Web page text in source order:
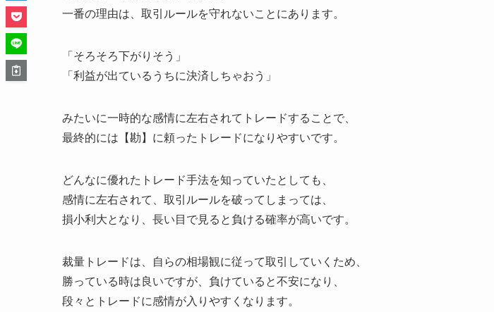
一番の理由は、取引ルールを守れないことにあります。
「そろそろ下がりそう」
「利益が出ているうちに決済しちゃおう」
みたいに一時的な感情に左右されてトレードすることで、
最終的には【勘】に頼ったトレードになりやすいです。
どんなに優れたトレード手法を知っていたとしても、
感情に左右されて、取引ルールを破ってしまっては、
損小利大となり、長い目で見ると負ける確率が高いです。
裁量トレードは、自らの相場観に従って取引していくため、
勝っている時は良いですが、負けていると不安になり、
段々とトレードに感情が入りやすくなります。